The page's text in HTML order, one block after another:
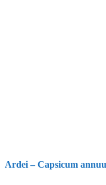
Ardei – Capsicum